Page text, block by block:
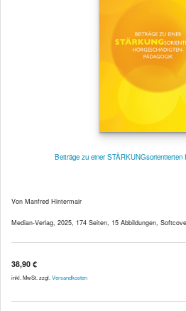
Beiträge zu einer STÄRKUNGsorientierten
Von Manfred Hintermair
Median-Verlag, 2025, 174 Seiten, 15 Abbildungen,
38,90 €
inkl. MwSt. zzgl. Versandkosten